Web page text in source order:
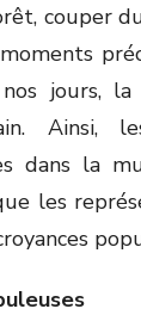
couper
jours,
Ainsi,
dans la
les